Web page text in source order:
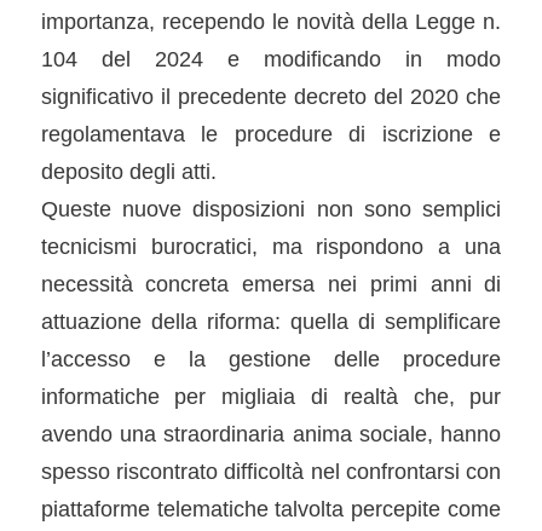
importanza, recependo le novità della Legge n.
104 del 2024 e modificando in modo
significativo il precedente decreto del 2020 che
regolamentava le procedure di iscrizione e
deposito degli atti.
Queste nuove disposizioni non sono semplici
tecnicismi burocratici, ma rispondono a una
necessità concreta emersa nei primi anni di
attuazione della riforma: quella di semplificare
l’accesso e la gestione delle procedure
informatiche per migliaia di realtà che, pur
avendo una straordinaria anima sociale, hanno
spesso riscontrato difficoltà nel confrontarsi con
piattaforme telematiche talvolta percepite come